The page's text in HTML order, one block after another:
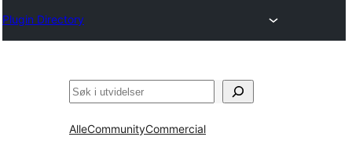
Plugin Directory
Søk
AlleCommunityCommercial